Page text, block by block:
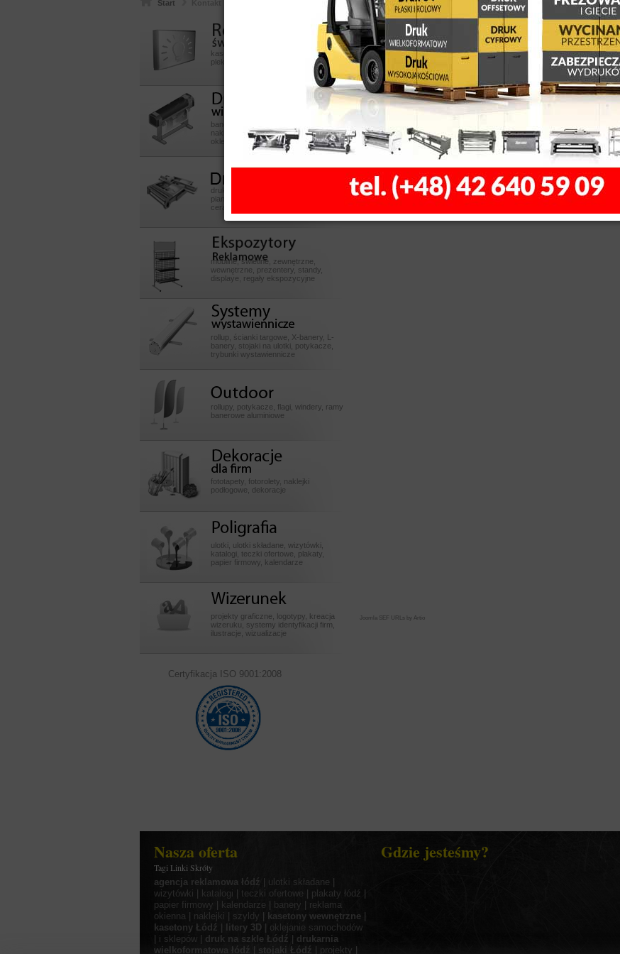
Start
Reklamy
swietlneeeeee
kasetony aluminiowe, z dibondu, z
pleksy, litery przestrzenne 3D LED
Druk
wielkoformatowy
banery, reklama okienna, plakaty,
naklejki, szyldy, kasetony, litery 3D,
oklejanie samochodów i sklepów
Druk UV
druk na pcv, dibond, pmma, szkle,
piance, płytach mdf, sklejce, płytkach
ceramicznych, skóry, inne
Ekspozytory POSssss
mobilne, świetlne, zewnętrzne,
wewnętrzne, prezentery, standy,
displaye, regały ekspozycyjne
Systemy
wystawiennicze
rollup, ścianki targowe, X-banery, L-
banery, stojaki na ulotki, potykacze,
trybunki wystawiennicze
rollupy, potykacze, flagi, windery, ramy
banerowe aluminiowe
Dekoracje dla firm
fototapety, fotorolety, naklejki
podłogowe, dekoracje
Poligrafia
ulotki, ulotki składane, wizytówki,
katalogi, teczki ofertowe, plakaty,
papier firmowy, kalendarze
Wizerunek
projekty graficzne, logotypy, kreacja
wizeruku, systemy identyfikacji firm,
ilustracje, wizualizacje
Certyfikacja ISO 9001:2008
Kontakt
Dane teleadresowe:
Print Design -
91-341 Łódź 05-123
ul. Brukowa 26 ul.
biuro@printdesign.pl
Joomla SEF URLs by Artio
Nasza oferta
Tagi Linki Skróty
agencja reklamowa łódź ulotki składane
wizytówki
katalogi teczki ofertowe plakaty łódź
papier firmowy
kalendarze banery
reklama
okienna
naklejki szyldy kasetony wewnętrzne
kasetony Łódź
litery 3D
oklejanie samochodów
i sklepów druk na szkle Łódź
drukarnia
wielkoformatowa łódź
stojaki Łódź projekty
Gdzie jesteśmy?